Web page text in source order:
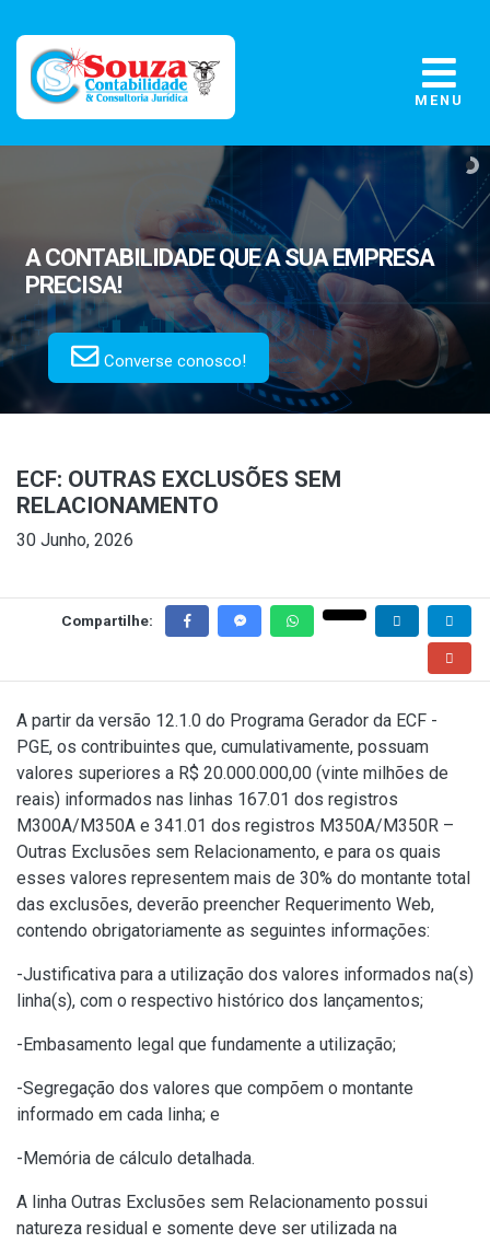
MENU
A CONTABILIDADEQUE A SUA EMPRESA
PRECISA!
Converse conosco!
ECF: OUTRAS EXCLUSÕES SEM
RELACIONAMENTO
30 Junho, 2026
Compartilhe:
A partir da versão 12.1.0 do Programa Gerador da ECF -
PGE, os contribuintes que, cumulativamente, possuam
valores superiores a R$ 20.000.000,00 (vinte milhões de
reais) informados nas linhas 167.01 dos registros
M300A/M350A e 341.01 dos registros M350A/M350R –
Outras Exclusões sem Relacionamento, e para os quais
esses valores representem mais de 30% do montante total
das exclusões, deverão preencher Requerimento Web,
contendo obrigatoriamente as seguintes informações:
-Justificativa para a utilização dos valores informados na(s)
linha(s), com o respectivo histórico dos lançamentos;
-Embasamento legal que fundamente a utilização;
-Segregação dos valores que compõem o montante
informado em cada linha; e
-Memória de cálculo detalhada.
A linha Outras Exclusões sem Relacionamento possui
natureza residual e somente deve ser utilizada na